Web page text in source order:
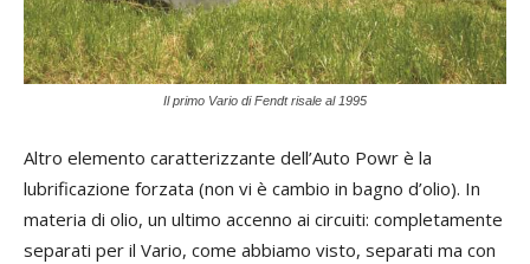
Il primo Vario di Fendt risale al 1995
Altro elemento caratterizzante dell’Auto Powr è la
lubrificazione forzata (non vi è cambio in bagno d’olio). In
materia di olio, un ultimo accenno ai circuiti: completamente
separati per il Vario, come abbiamo visto, separati ma con